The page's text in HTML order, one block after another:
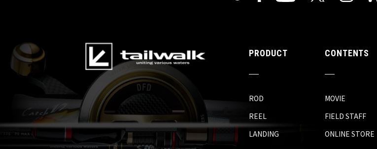
PRODUCT
ROD
REEL
LANDING
CONTENTS
MOVIE
FIELD STAFF
ONLINE STORE